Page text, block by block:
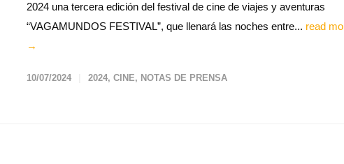
2024 una tercera edición del festival de cine de viajes y aventuras
“VAGAMUNDOS FESTIVAL”, que llenará las noches entre... read
→
10/07/2024 2024, CINE, NOTAS DE PRENSA